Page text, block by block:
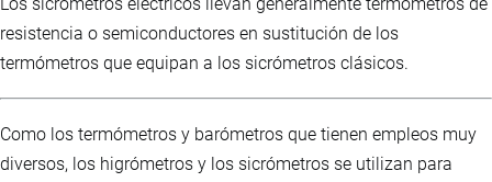
Los sicrómetros eléctricos llevan generalmente termómetros de
resistencia o semiconductores en sustitución de los
termómetros que equipan a los sicrómetros clásicos.
Como los termómetros y barómetros que tienen empleos muy
diversos, los higrómetros y los sicrómetros se utilizan para